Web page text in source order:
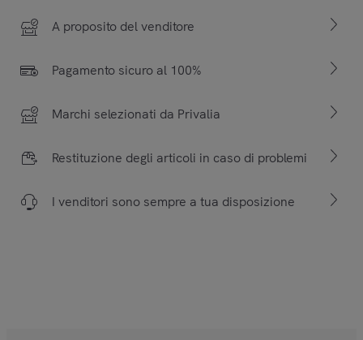
A proposito del venditore
Pagamento sicuro al 100%
Marchi selezionati da Privalia
Restituzione degli articoli in caso di problemi
I venditori sono sempre a tua disposizione